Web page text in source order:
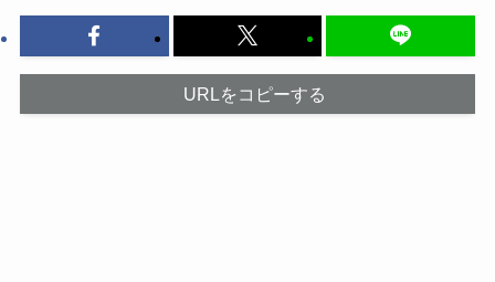
URLをコピーする